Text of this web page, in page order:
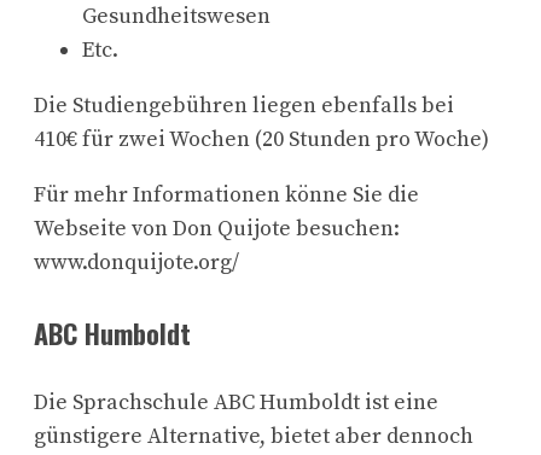
Gesundheitswesen
Etc.
Die Studiengebühren liegen ebenfalls bei
410€ für zwei Wochen (20 Stunden pro Woche)
Für mehr Informationen könne Sie die
Webseite von Don Quijote besuchen:
www.donquijote.org/
ABC Humboldt
Die Sprachschule ABC Humboldt ist eine
günstigere Alternative, bietet aber dennoch